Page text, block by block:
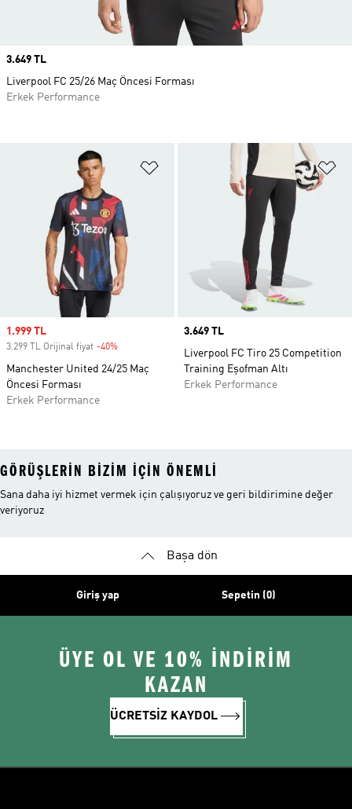
Favori Listesine Ekle
Sale price
1.999 TL
3.299 TL Orijinal fiyat -40%
Manchester United 24/25 Maç
Öncesi Forması
Erkek Performance
Price
3.649 TL
Liverpool FC Tiro 25 Competition
Training Eşofman Altı
Erkek Performance
Price
3.649 TL
Liverpool FC 25/26 Maç Öncesi Forması
Erkek Performance
GÖRÜŞLERIN BIZIM IÇIN ÖNEMLI
Sana daha iyi hizmet vermek için çalışıyoruz ve geri bildirimine değer
veriyoruz
Başa dön
Giriş yap Sepetin (0)
ÜYE OL VE 10% İNDİRİM
KAZAN
ÜCRETSİZ KAYDOL